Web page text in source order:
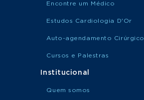
Encontre um Médico
Estudos Cardiologia D'Or
Auto-agendamento Cirúrgico
Cursos e Palestras
Institucional
Quem somos